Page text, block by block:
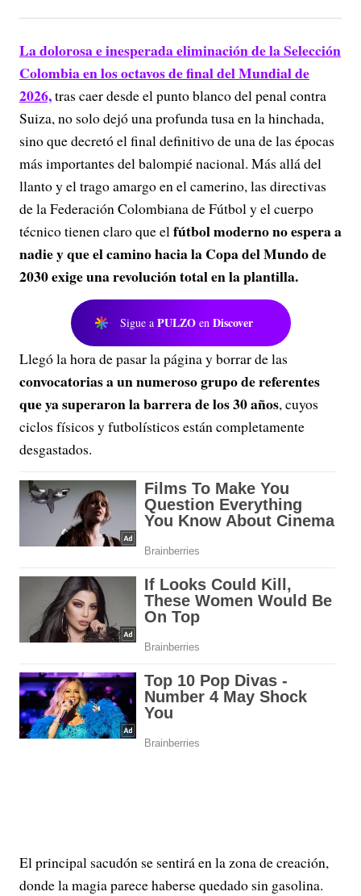
La dolorosa e inesperada eliminación de la Selección
Colombia en los octavos de final del Mundial de
2026,tras caer desde el punto blanco del penal contra
Suiza, no solo dejó una profunda tusa en la hinchada,
sino que decretó el final definitivo de una de las épocas
más importantes del balompié nacional. Más allá del
llanto y el trago amargo en el camerino, las directivas
de la Federación Colombiana de Fútbol y el cuerpo
técnico tienen claro que elfútbol moderno no espera a
nadie y que el camino hacia la Copa del Mundo de
2030 exige una revolución total en la plantilla.
Sigue a PULZO en Discover
Llegó la hora de pasar la página y borrar de las
convocatorias a un numeroso grupo de referentes
que ya superaron la barrera de los 30 años, cuyos
ciclos físicos y futbolísticos están completamente
desgastados.
El principal sacudón se sentirá en la zona de creación,
donde la magia parece haberse quedado sin gasolina.